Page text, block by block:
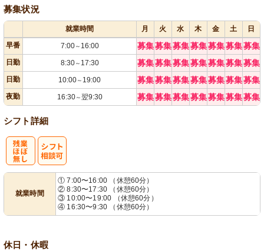
募集状況
就業時間 月 火 水 木 金 土
日
早番
7:00～ 16:00 募集募集募集募集募集募集募集
日勤 8:30～ 17:30 募集募集募集募集募集募集募集
日勤 10:00～ 19:00 募集募集募集募集募集募集募集
夜勤 16:30～翌9:30 募集募集募集募集募集募集募集
シフト詳細
就業時間
① 7:00〜16:00 （休憩60分）
② 8:30〜17:30 （休憩60分）
③ 10:00〜19:00 （休憩60分）
④ 16:30〜9:30 （休憩60分）
休日・休暇